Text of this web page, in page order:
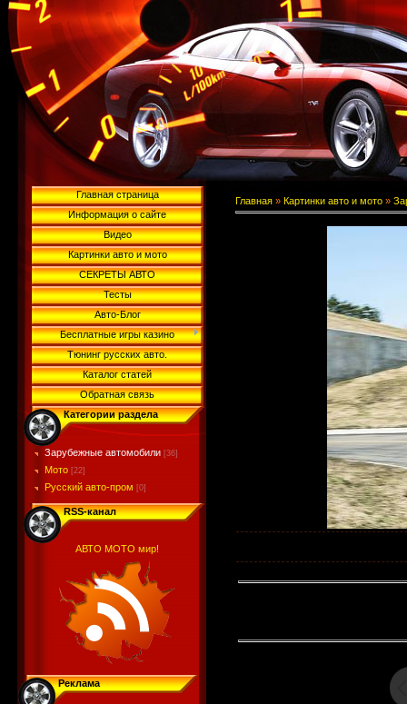
Главная страница
Информация о сайте
Видео
Картинки авто и мото
СЕКРЕТЫ АВТО
Тесты
Авто-Блог
Бесплатные игры казино
Тюнинг русских авто.
Каталог статей
Обратная связь
Категории раздела
Зарубежные автомобили [36]
Мото [22]
Русский авто-пром [0]
RSS-канал
АВТО МОТО мир!
Реклама
Главная » Картинки авто и мото »